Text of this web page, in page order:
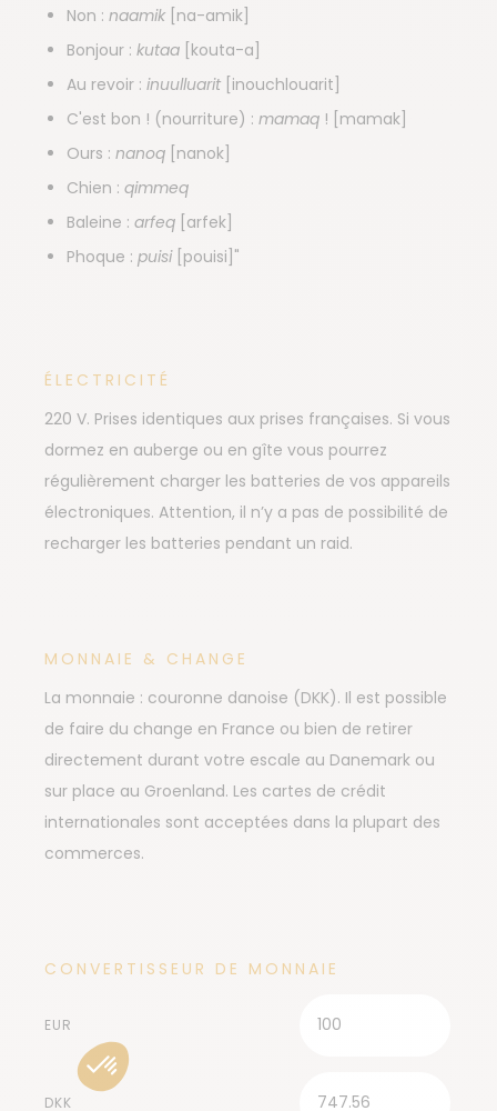
Non : naamik [na-amik]
Bonjour : kutaa [kouta-a]
Au revoir : inuulluarit [inouchlouarit]
C'est bon ! (nourriture) : mamaq ! [mamak]
Ours : nanoq [nanok]
Chien : qimmeq
Baleine : arfeq [arfek]
Phoque : puisi[pouisi]"
ÉLECTRICITÉ
220 V. Prises identiques aux prises françaises. Si vous
dormez en auberge ou en gîte vous pourrez
régulièrement charger les batteries de vos appareils
électroniques. Attention, il n’y a pas de possibilité de
recharger les batteries pendant un raid.
MONNAIE & CHANGE
La monnaie : couronne danoise (DKK). Il est possible
de faire du change en France ou bien de retirer
directement durant votre escale au Danemark ou
sur place au Groenland. Les cartes de crédit
internationales sont acceptées dans la plupart des
commerces.
CONVERTISSEUR DE MONNAIE
EUR
DKK